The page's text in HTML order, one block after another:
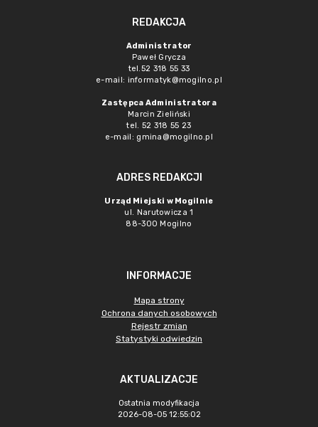
REDAKCJA
Administrator
Paweł Grycza
tel.52 318 55 33
e-mail: informatyk@mogilno.pl
Zastępca Administratora
Marcin Zieliński
tel. 52 318 55 23
e-mail: gmina@mogilno.pl
ADRES REDAKCJI
Urząd Miejski w Mogilnie
ul. Narutowicza 1
88-300 Mogilno
INFORMACJE
Mapa strony
Ochrona danych osobowych
Rejestr zmian
Statystyki odwiedzin
AKTUALIZACJE
Ostatnia modyfikacja
2026-08-05 12:55:02